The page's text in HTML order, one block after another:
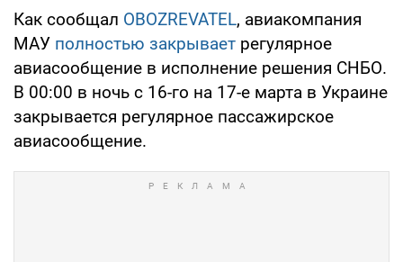
Как сообщал OBOZREVATEL, авиакомпания
МАУ полностью закрывает регулярное
авиасообщение в исполнение решения СНБО.
В 00:00 в ночь с 16-го на 17-е марта в Украине
закрывается регулярное пассажирское
авиасообщение.